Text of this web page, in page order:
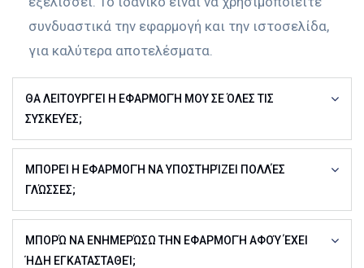
συνδυαστικά την εφαρμογή και την ιστοσελίδα,
για καλύτερα αποτελέσματα.
ΘΑ ΛΕΙΤΟΥΡΓΕΊ Η ΕΦΑΡΜΟΓΉ ΜΟΥ ΣΕ ΌΛΕΣ ΤΙΣ
ΣΥΣΚΕΥΈΣ;
ΜΠΟΡΕΊ Η ΕΦΑΡΜΟΓΉ ΝΑ ΥΠΟΣΤΗΡΊΖΕΙ ΠΟΛΛΈΣ
ΓΛΏΣΣΕΣ;
ΜΠΟΡΏ ΝΑ ΕΝΗΜΕΡΏΣΩ ΤΗΝ ΕΦΑΡΜΟΓΉ ΑΦΟΎ ΈΧΕΙ
ΉΔΗ ΕΓΚΑΤΑΣΤΑΘΕΊ;